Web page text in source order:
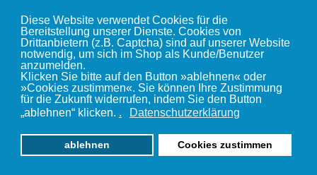
Diese Website verwendet Cookies für die
Bereitstellung unserer Dienste. Cookies von
Drittanbietern (z.B. Captcha) sind auf unserer Website
notwendig, um sich im Shop als Kunde/Benutzer
anzumelden.
Klicken Sie bitte auf den Button »ablehnen« oder
»Cookies zustimmen«. Sie können Ihre Zustimmung
für die Zukunft widerrufen, indem Sie den Button
„ablehnen“ klicken. . Datenschutzerklärung
ablehnen Cookies zustimmen
Unsere weiteren Websites
Weinert-Blog
mein Gleis